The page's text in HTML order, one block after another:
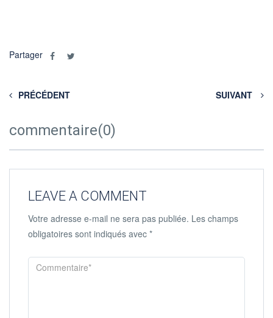
Partager
PRÉCÉDENT SUIVANT
commentaire(0)
LEAVE A COMMENT
Votre adresse e-mail ne sera pas publiée. Les champs
obligatoires sont indiqués avec *